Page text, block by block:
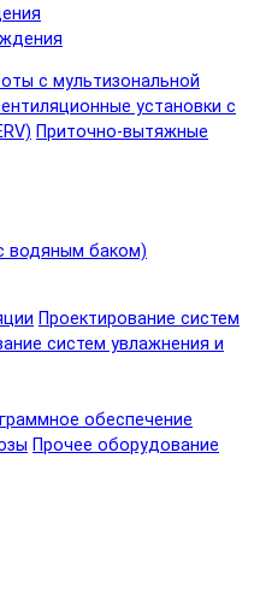
с мультизональной
установки с
Приточно-вытяжные
водяным баком)
Проектирование систем
систем увлажнения и
обеспечение
Прочее оборудование